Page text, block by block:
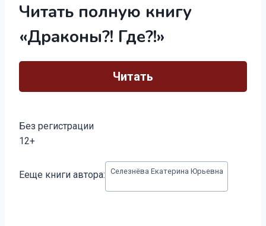
Читать полную книгу
«Драконы?! Где?!»
Читать
Без регистрации
12+
записи:
Ееще книги автора: Селезнёва Екатерина Юрьевна